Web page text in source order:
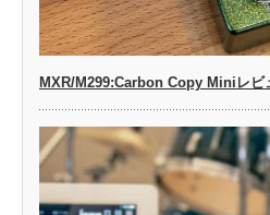
MXR/M299:Carbon Copy Miniレビ